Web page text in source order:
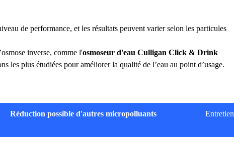
de performance, et les résultats peuvent varier selon les particules
inverse, comme l'osmoseur d'eau Culligan Click & Drink
les plus étudiées pour améliorer la qualité de l’eau au point d’usage.
Réduction possible d'autres micropolluants Entretien